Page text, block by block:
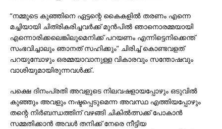
“നമ്മുടെ കുഞ്ഞിനെ ഏട്ടന്റെ കൈകളിൽ തരണം എന്നെ
മച്ചിയായി ചിത്രികരിച്ചവർക്ക്‌ മുൻപിൽ ഞാനൊരമ്മയായി
എന്നൊരിക്കലെങ്കിലുമെനിക്ക് പറയണം എന്നിട്ടെനിക്കെന്ത്
സംഭവിച്ചാലും ഞാനത് സഹിക്കും” ചിരിച്ച് കൊണ്ടവളത്
പറയുമ്പോഴും ഒരമ്മയാവാനുള്ള വികാരവും സന്തോഷവും
വാശിയുമായിരുന്നവൾക്ക്..
പക്ഷെ ദിനംപ്രതി അവളുടെ നിലവഷളായപ്പോഴും ഒടുവിൽ
കുഞ്ഞും അവളും നഷ്ടപ്പെടുമെന്ന അവസ്ഥ എത്തിയപ്പോഴും
തന്റെ നിർബന്ധത്തിന് വഴങ്ങി ചികിൽത്സക്ക് പോകാൻ
സമ്മതിക്കാൻ അവൾ തനിക്ക് നേരെ നീട്ടിയ